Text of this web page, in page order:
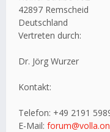
42897 Remscheid
Deutschland
Vertreten durch:
Dr. Jörg Wurzer
Kontakt:
Telefon: +49 2191
E-Mail: